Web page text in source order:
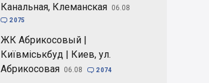
Канальная, Клеманская 06.08
 2 075
ЖК Абрикосовый |
Київміськбуд | Киев, ул.
Абрикосовая 06.08  2 074